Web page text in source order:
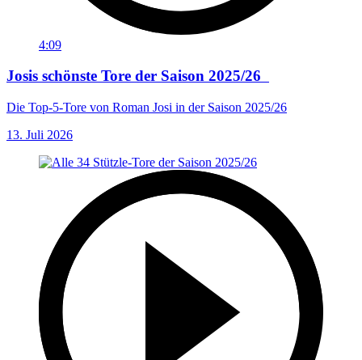
4:09
Josis schönste Tore der Saison 2025/26
Die Top-5-Tore von Roman Josi in der Saison 2025/26
13. Juli 2026